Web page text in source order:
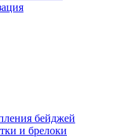
бейджей
и брелоки